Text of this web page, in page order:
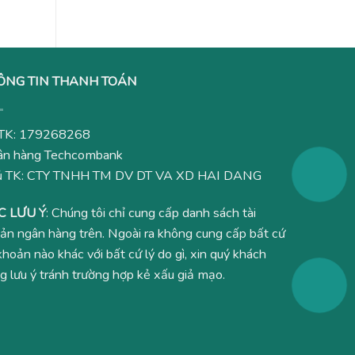
TIN THANH TOÁN
179268268
hàng Techcombank
TK: CTY TNHH TM DV DT VA XD HAI DANG
LƯU Ý: Chúng tôi chỉ cung cấp danh sách tài
ngân hàng trên. Ngoài ra không cung cấp bất cứ
nào khác với bất cứ lý do gì, xin quý khách
lưu ý tránh trường hợp kẻ xấu giả mạo.